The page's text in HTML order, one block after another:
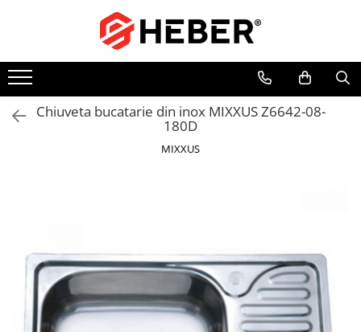
Toate Produsele
Mixere cu bol
Aer conditionat
Hidrofoare
Hidrofor cu pompa submersibila
Pompe de stropit
Chiuveta bucatarie din inox MIXXUS Z6642-08-
180D
MIXXUS